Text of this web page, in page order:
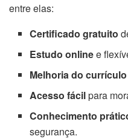
entre elas:
Certificado gratuito
Estudo onlinee
Melhoria do
Acesso fácilpara
Conhecimento
segurança.